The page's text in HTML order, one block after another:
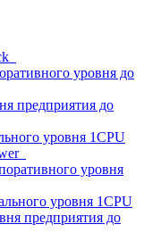
уровня до
предприятия до
уровня 1CPU
уровня
уровня 1CPU
предприятия до